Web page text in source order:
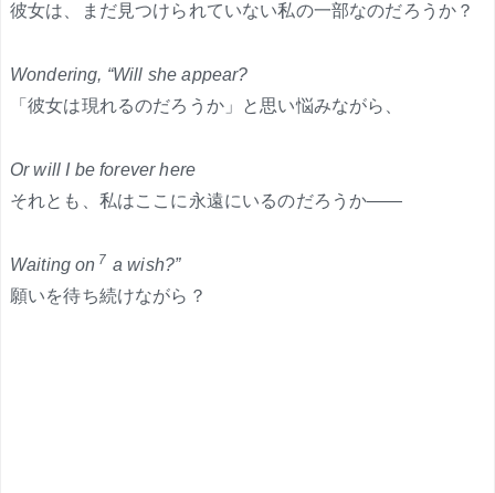
彼女は、まだ見つけられていない私の一部なのだろうか？
Wondering, “Will she appear?
「彼女は現れるのだろうか」と思い悩みながら、
Or will I be forever here
それとも、私はここに永遠にいるのだろうか——
Waiting on 7 a wish?”
願いを待ち続けながら？